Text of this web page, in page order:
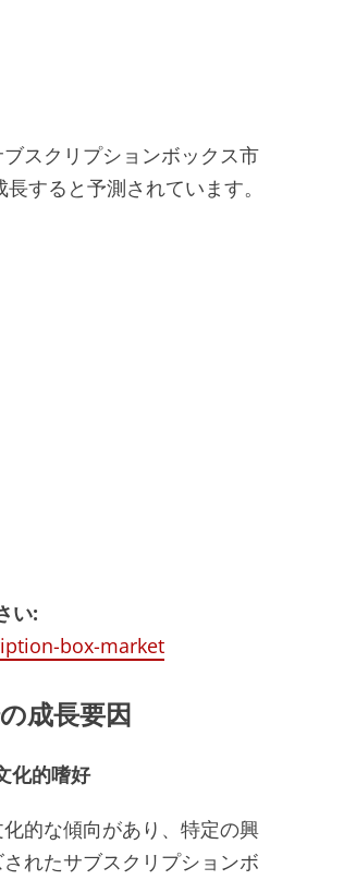
スクリプションボックス市
すると予測されています。
い:
box-market
成長要因
化的嗜好
的な傾向があり、特定の興
れたサブスクリプションボ